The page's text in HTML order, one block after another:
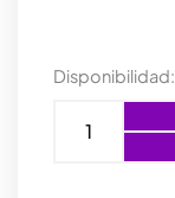
Disponibilidad:
MOTHER
(LGA1700)
B760